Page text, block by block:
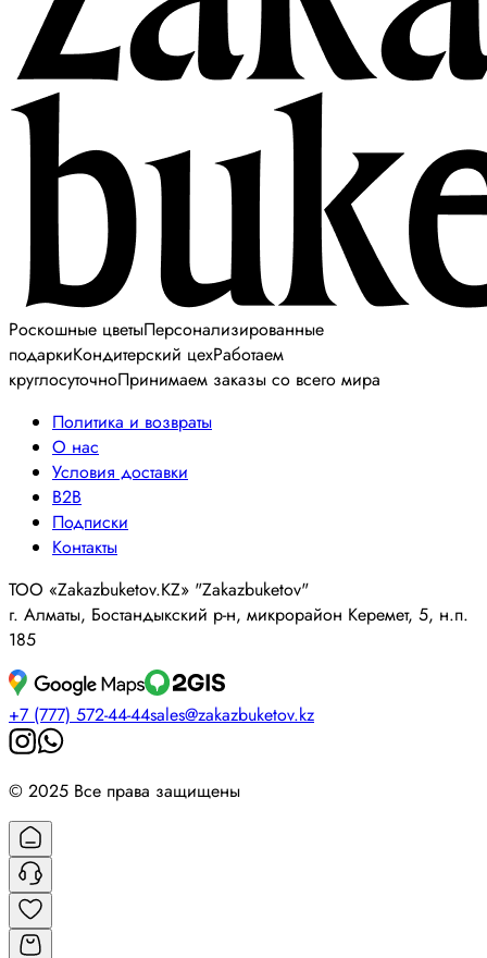
Роскошные цветыПерсонализированные
подаркиКондитерский цехРаботаем
круглосуточноПринимаем заказы со всего мира
Политика и возвраты
О нас
Условия доставки
B2B
Подписки
Контакты
ТОО «Zakazbuketov.KZ» "Zakazbuketov"
г. Алматы, Бостандыкский р-н, микрорайон Керемет, 5, н.п.
185
+7 (777) 572-44-44sales@zakazbuketov.kz
© 2025 Все права защищены